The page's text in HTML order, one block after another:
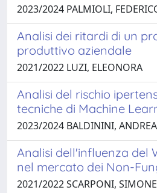
2023/2024 PALMIOLI,
Analisi dei ritardi di un
produttivo aziendale
2021/2022 LUZI, ELEONORA
Analisi del rischio
tecniche di Machine
2023/2024 BALDININI, ANDREA
Analisi dell'influenza del
nel mercato dei Non-
2021/2022 SCARPONI, SIMONE